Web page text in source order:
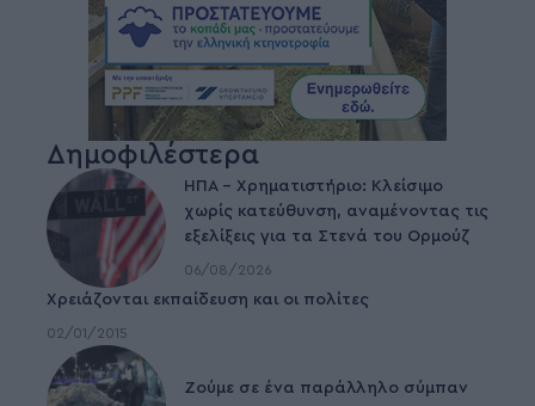
Δημοφιλέστερα
ΗΠΑ – Χρηματιστήριο: Κλείσιμο
χωρίς κατεύθυνση, αναμένοντας τις
εξελίξεις για τα Στενά του Ορμούζ
06/08/2026
Χρειάζονται εκπαίδευση και οι πολίτες
02/01/2015
Ζούμε σε ένα παράλληλο σύμπαν